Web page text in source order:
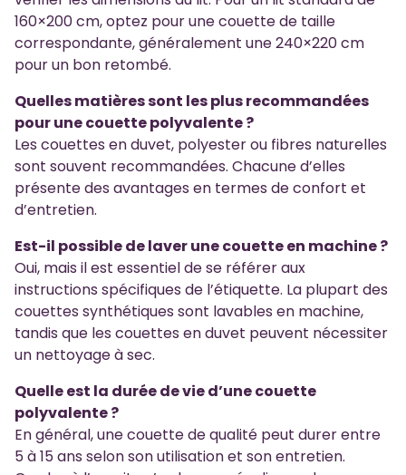
160×200 cm, optez pour une couette de taille
correspondante, généralement une 240×220 cm
pour un bon retombé.
Quelles matières sont les plus recommandées
pour une couette polyvalente ?
Les couettes en duvet, polyester ou fibres naturelles
sont souvent recommandées. Chacune d’elles
présente des avantages en termes de confort et
d’entretien.
Est-il possible de laver une couette en machine ?
Oui, mais il est essentiel de se référer aux
instructions spécifiques de l’étiquette. La plupart des
couettes synthétiques sont lavables en machine,
tandis que les couettes en duvet peuvent nécessiter
un nettoyage à sec.
Quelle est la durée de vie d’une couette
polyvalente ?
En général, une couette de qualité peut durer entre
5 à 15 ans selon son utilisation et son entretien.